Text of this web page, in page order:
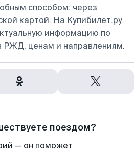
способом: через
картой. На Купибилет.ру
информацию по
РЖД, ценам и направлениям.
поездом?
— он поможет